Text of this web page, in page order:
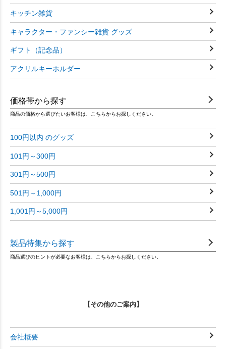
キッチン雑貨
キャラクター・ファンシー雑貨 グッズ
ギフト（記念品）
アクリルキーホルダー
価格帯から探す
商品の価格から選びたいお客様は、こちらからお探しください。
100円以内 のグッズ
101円～300円
301円～500円
501円～1,000円
1,001円～5,000円
製品特集から探す
商品選びのヒントが必要なお客様は、こちらからお探しください。
【その他のご案内】
会社概要